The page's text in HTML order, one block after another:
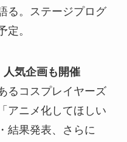
る。ステージプログ
定。
気企画も開催
るコスプレイヤーズ
アニメ化してほしい
結果発表、さらに